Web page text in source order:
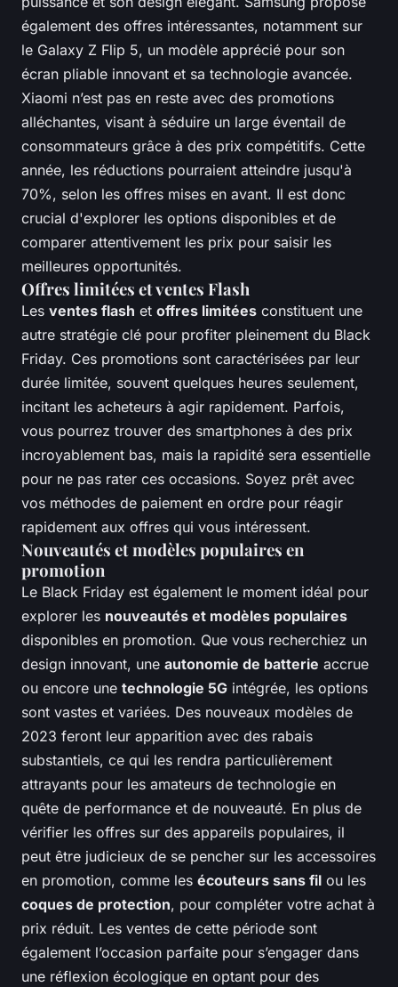
également des offres intéressantes, notamment sur
le Galaxy Z Flip 5, un modèle apprécié pour son
écran pliable innovant et sa technologie avancée.
Xiaomi n’est pas en reste avec des promotions
alléchantes, visant à séduire un large éventail de
consommateurs grâce à des prix compétitifs. Cette
année, les réductions pourraient atteindre jusqu'à
70%, selon les offres mises en avant. Il est donc
crucial d'explorer les options disponibles et de
comparer attentivement les prix pour saisir les
meilleures opportunités.
Offres limitées et ventes Flash
Les ventes flash et offres limitées constituent une
autre stratégie clé pour profiter pleinement du Black
Friday. Ces promotions sont caractérisées par leur
durée limitée, souvent quelques heures seulement,
incitant les acheteurs à agir rapidement. Parfois,
vous pourrez trouver des smartphones à des prix
incroyablement bas, mais la rapidité sera essentielle
pour ne pas rater ces occasions. Soyez prêt avec
vos méthodes de paiement en ordre pour réagir
rapidement aux offres qui vous intéressent.
Nouveautés et modèles populaires en
promotion
Le Black Friday est également le moment idéal pour
explorer les nouveautés et modèles populaires
disponibles en promotion. Que vous recherchiez un
design innovant, une autonomie de batterie accrue
ou encore une technologie 5G intégrée, les options
sont vastes et variées. Des nouveaux modèles de
2023 feront leur apparition avec des rabais
substantiels, ce qui les rendra particulièrement
attrayants pour les amateurs de technologie en
quête de performance et de nouveauté. En plus de
vérifier les offres sur des appareils populaires, il
peut être judicieux de se pencher sur les accessoires
en promotion, comme les écouteurs sans fil ou les
coques de protection, pour compléter votre achat à
prix réduit. Les ventes de cette période sont
également l’occasion parfaite pour s’engager dans
une réflexion écologique en optant pour des